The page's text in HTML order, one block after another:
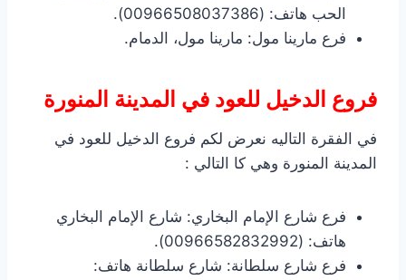
الحب هاتف: (00966508037386).
فرع مارينا مول: مارينا مول، الدمام.
فروع الدخيل للعود في المدينة المنورة
في الفقرة التاليه نعرض لكم فروع الدخيل للعود في
المدينة المنورة وهي كا التالي :
فرع شارع الإمام البخاري: شارع الإمام البخاري
هاتف: (00966582832992).
فرع شارع سلطانة: شارع سلطانة هاتف: